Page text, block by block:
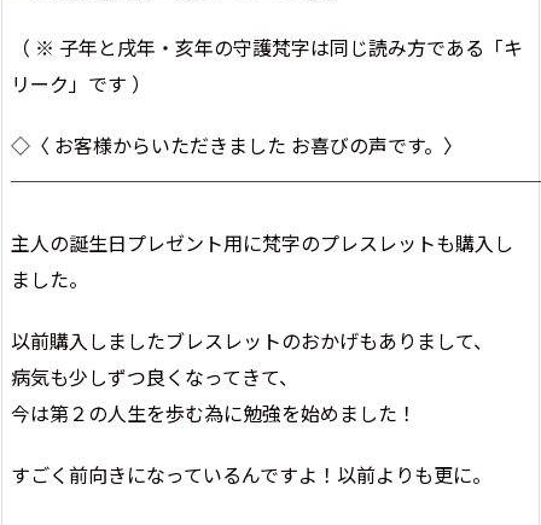
（ ※ 子年と戌年・亥年の守護梵字は同じ読み方である「キ
リーク」です ）
◇〈 お客様からいただきました お喜びの声です。〉
主人の誕生日プレゼント用に梵字のプレスレットも購入し
ました。
以前購入しましたブレスレットのおかげもありまして、
病気も少しずつ良くなってきて、
今は第２の人生を歩む為に勉強を始めました！
すごく前向きになっているんですよ！以前よりも更に。